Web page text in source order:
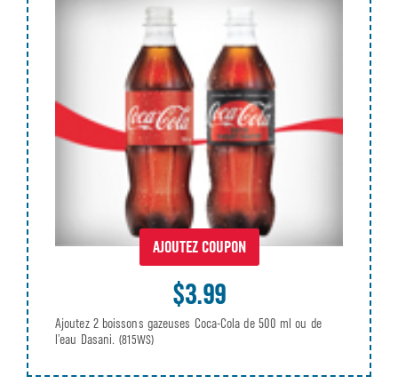
AJOUTEZ COUPON
$3.99
Ajoutez 2 boissons gazeuses Coca-Cola de 500 ml ou de
l’eau Dasani. (815WS)